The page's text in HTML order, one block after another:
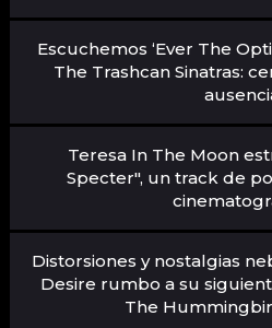
Escuchemos ‘Ever The
The Trashcan Sinatras:
Teresa In The Moon
Specter", un track de
Distorsiones y nostalgias
Desire rumbo a su
The